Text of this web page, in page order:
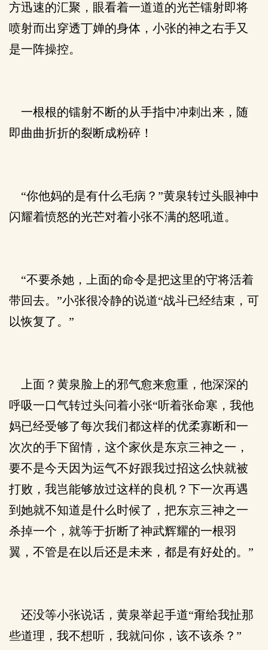
方迅速的汇聚，眼看着一道道的光芒镭射即将
喷射而出穿透丁婵的身体，小张的神之右手又
是一阵操控。
一根根的镭射不断的从手指中冲刺出来，随
即曲曲折折的裂断成粉碎！
“你他妈的是有什么毛病？”黄泉转过头眼神中
闪耀着愤怒的光芒对着小张不满的怒吼道。
“不要杀她，上面的命令是把这里的守将活着
带回去。”小张很冷静的说道“战斗已经结束，可
以恢复了。”
上面？黄泉脸上的邪气愈来愈重，他深深的
呼吸一口气转过头问着小张“听着张命寒，我他
妈已经受够了每次我们都这样的优柔寡断和一
次次的手下留情，这个家伙是东京三神之一，
要不是今天因为运气不好跟我过招这么快就被
打败，我岂能够放过这样的良机？下一次再遇
到她就不知道是什么时候了，把东京三神之一
杀掉一个，就等于折断了神武辉耀的一根羽
翼，不管是在以后还是未来，都是有好处的。”
还没等小张说话，黄泉举起手道“甭给我扯那
些道理，我不想听，我就问你，该不该杀？”